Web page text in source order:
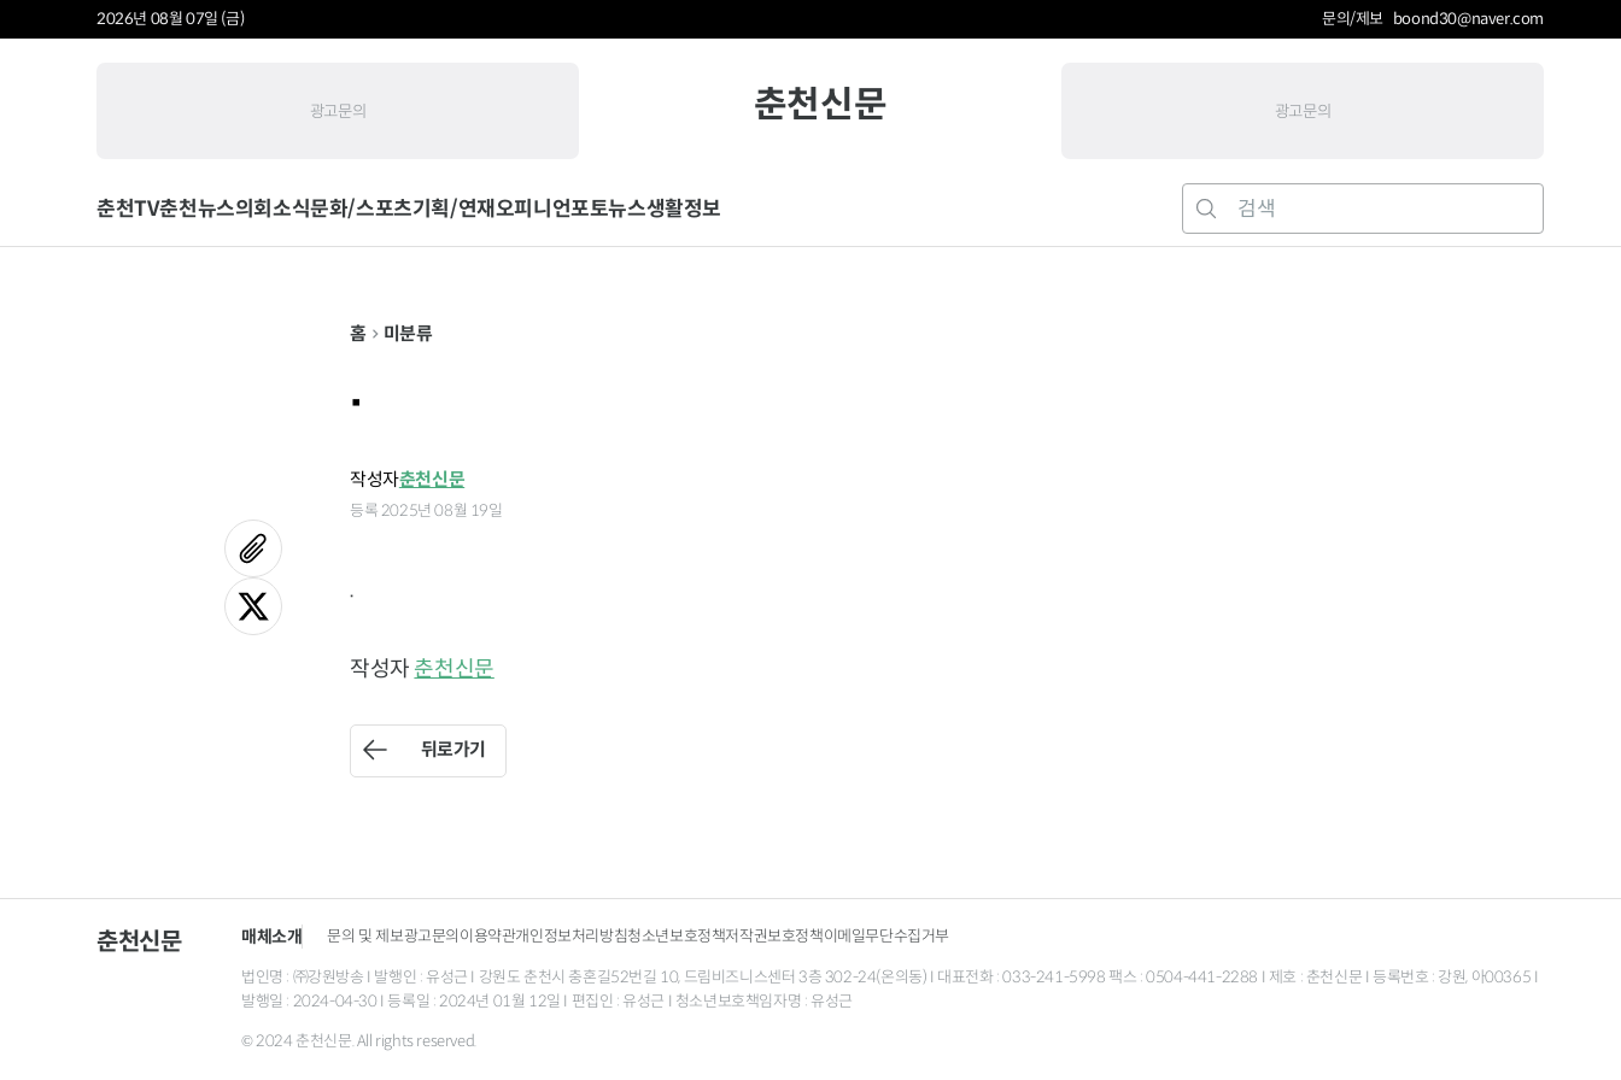
2026년 08월 07일 (금) 문의/제보 boond30@naver.com
광고문의 춘천신문 광고문의
춘천TV춘천뉴스의회소식문화/스포츠기획/연재오피니언포토뉴스생활정보
홈 미분류
.
작성자춘천신문
등록 2025년 08월 19일
.
작성자 춘천신문
뒤로가기
춘천신문 매체소개 문의 및 제보광고문의이용약관개인정보처리방침청소년보호정책저작권보호정책이메일무단수집거부
법인명 : ㈜강원방송 I 발행인 : 유성근 I 강원도 춘천시 충혼길52번길 10, 드림비즈니스센터 3층 302-24(온의동) I 대표전화 : 033-241-5998 팩스 : 0504-441-2288 I 제호 : 춘천신문 I 등록번호 : 강원, 아00365 I
발행일 : 2024-04-30 I 등록일 : 2024년 01월 12일 I 편집인 : 유성근 I 청소년보호책임자명 : 유성근
© 2024 춘천신문. All rights reserved.